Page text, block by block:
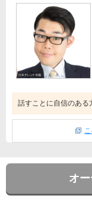
話すことに自信のある
オ